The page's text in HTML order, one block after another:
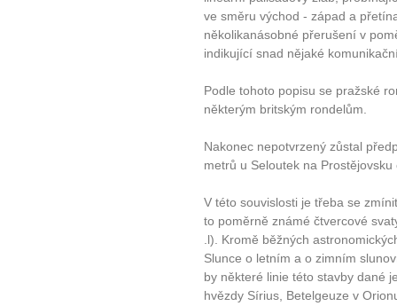
ve směru východ - západ a
několikanásobné přerušení v
indikující snad nějaké
Podle tohoto popisu se pražské
některým britským rondelům.
Nakonec nepotvrzený zůstal
metrů u Seloutek na
V této souvislosti je třeba se
to poměrně známé čtvercové
.l). Kromě běžných
Slunce o letním a o zimním
by některé linie této stavby dané
hvězdy Sírius, Betelgeuze v